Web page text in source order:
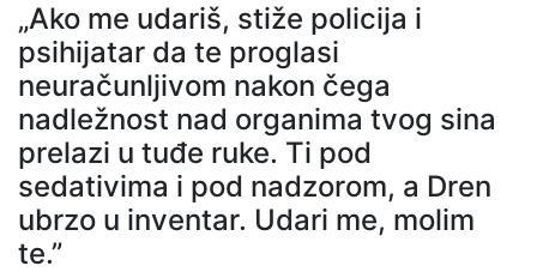
„Ako me udariš, stiže policija i
psihijatar da te proglasi
neuračunljivom nakon čega
nadležnost nad organima tvog sina
prelazi u tuđe ruke. Ti pod
sedativima i pod nadzorom, a Dren
ubrzo u inventar. Udari me, molim
te.”